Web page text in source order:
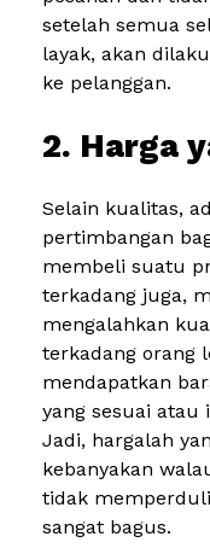
setelah semua
layak, akan
ke pelanggan.
2. Harga
Selain kualitas,
pertimbangan
membeli suatu
terkadang juga,
mengalahkan
terkadang orang
mendapatkan
yang sesuai atau
Jadi, hargalah
kebanyakan
tidak
sangat bagus.